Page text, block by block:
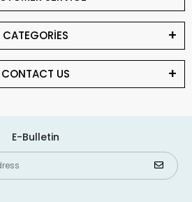
CATEGORİES
CONTACT US
E-Bulletin